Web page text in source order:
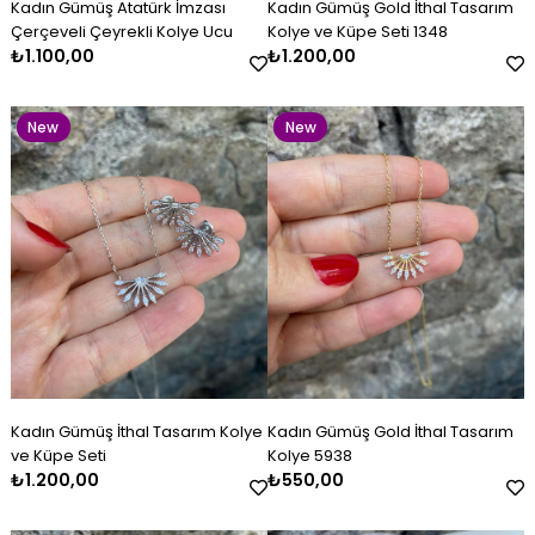
Kadın Gümüş Kazaziye Kombin
Set
₺4.800,00
Kadın Gümüş Çift Renkli
Kazaziye Küpe
₺500,00
Kadın Gümüş İthal Tasarım
Kolye ve Küpe Seti
₺1.200,00
Kadın Gümüş Gold İthal
Tasarım Kolye 5938
₺550,00
New
Item
New
Item
Kadın Gümüş Lacivert Beyaz
Mineli Kelepçe
₺2.600,00
Kadın Gümüş Baget Bileklik
₺2.800,00
Kadın Gümüş Atatürk İmzası
Çerçeveli Çeyrekli Kolye Ucu
₺1.100,00
Kadın Gümüş Gold İthal Tasarım
Kolye ve Küpe Seti 1348
₺1.200,00
Kadın Gümüş İthal Tasarım Kolye
ve Küpe Seti
₺1.200,00
New
Item
Kadın Gümüş Gold İthal Tasarım
Kolye 5938
₺550,00
New
Item